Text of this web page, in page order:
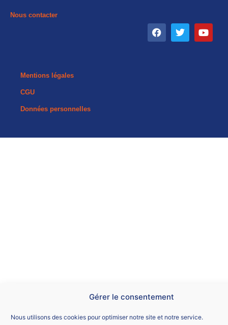
Gérer le consentement
Nous utilisons des cookies pour optimiser notre site et notre service.
Nous contacter
Mentions légales
CGU
Données personnelles